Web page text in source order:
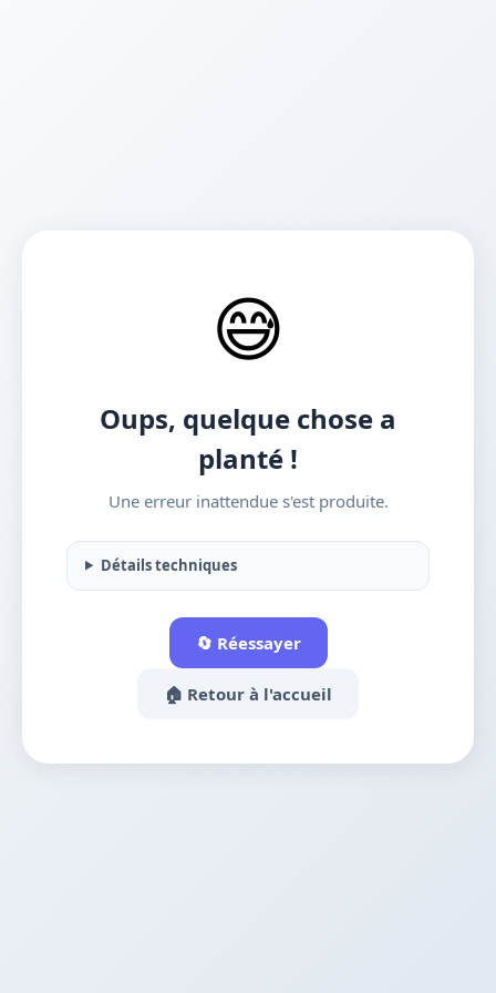
😅
Oups, quelque chose a
planté !
Une erreur inattendue s'est produite.
Détails techniques
🔄 Réessayer
🏠 Retour à l'accueil